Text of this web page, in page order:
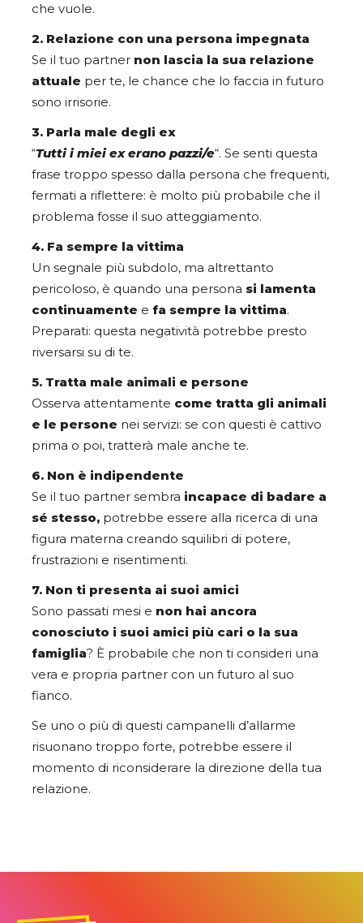
che vuole.
2. Relazione con una persona impegnata
Se il tuo partner non lascia la sua relazione
attuale per te, le chance che lo faccia in futuro
sono irrisorie.
3. Parla male degli ex
“Tutti i miei ex erano pazzi/e“. Se senti questa
frase troppo spesso dalla persona che frequenti,
fermati a riflettere: è molto più probabile che il
problema fosse il suo atteggiamento.
4. Fa sempre la vittima
Un segnale più subdolo, ma altrettanto
pericoloso, è quando una persona si lamenta
continuamente e fa sempre la vittima.
Preparati: questa negatività potrebbe presto
riversarsi su di te.
5. Tratta male animali e persone
Osserva attentamente come tratta gli animali
e le persone nei servizi: se con questi è cattivo
prima o poi, tratterà male anche te.
6. Non è indipendente
Se il tuo partner sembra incapace di badare a
sé stesso, potrebbe essere alla ricerca di una
figura materna creando squilibri di potere,
frustrazioni e risentimenti.
7. Non ti presenta ai suoi amici
Sono passati mesi e non hai ancora
conosciuto i suoi amici più cari o la sua
famiglia? È probabile che non ti consideri una
vera e propria partner con un futuro al suo
fianco.
Se uno o più di questi campanelli d’allarme
risuonano troppo forte, potrebbe essere il
momento di riconsiderare la direzione della tua
relazione.